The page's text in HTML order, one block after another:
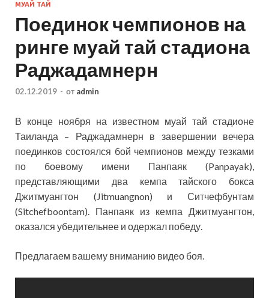
МУАЙ ТАЙ
Поединок чемпионов на
ринге муай тай стадиона
Раджадамнерн
02.12.2019 - от admin
В конце ноября на известном муай тай стадионе
Таиланда – Раджадамнерн в завершении вечера
поединков состоялся бой чемпионов между тезками
по боевому имени Панпаяк (Panpayak),
представляющими два кемпа тайского бокса
Джитмуангтон (Jitmuangnon) и Ситчефбунтам
(Sitchefboontam). Панпаяк из кемпа Джитмуангтон,
оказался убедительнее и одержал победу.
Предлагаем вашему вниманию видео боя.